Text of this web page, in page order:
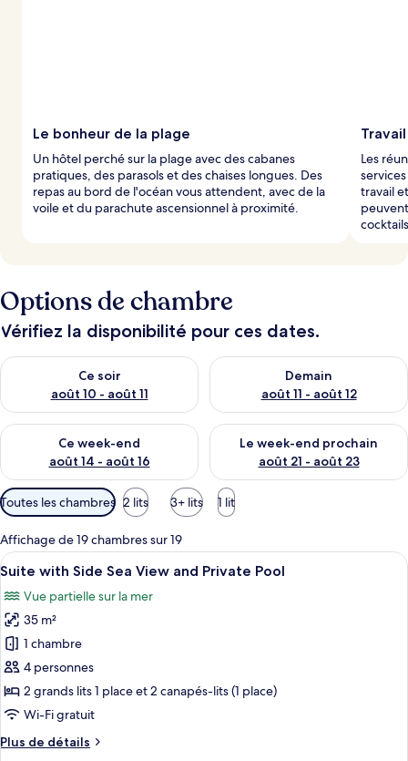
Le bonheur de la plage
Un hôtel perché sur la plage avec des cabanes
pratiques, des parasols et des chaises longues. Des
repas au bord de l'océan vous attendent, avec de la
voile et du parachute ascensionnel à proximité.
Les
travail
Options de chambre
Vérifiez la disponibilité pour ces dates.
Ce soir
août 10 - août 11
Vérifier la disponibilité pour ce soir août 10 - août 11
Demain
août 11 - août 12
Vérifier la disponibilité pour
Ce week-end
août 14 - août 16
Vérifier la disponibilité pour ce week-end août 14 - août 16
Le week-end prochain
août 21 - août 23
Vérifier la disponibilité pour
Filtres
disponibles
pour
les
chambres
Toutes les chambres 2 lits 3+ lits 1 lit
Affichage de 19 chambres sur 19
Afficher
toutes
les
photos
pour
ce
type
de
chambre :
Suite
Une chambre d’hôtel moderne
9
Suite with Side Sea View and Private Pool
Vue partielle sur la mer
35 m²
1 chambre
4 personnes
2 grands lits 1 place et 2 canapés-lits (1 place)
Wi-Fi gratuit
Plus de détails
Plus